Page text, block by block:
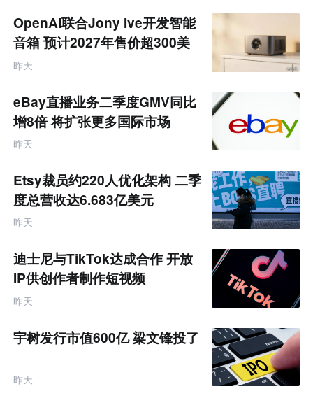
OpenAI联合Jony Ive开发智能
音箱 预计2027年售价超300美
元
昨天
eBay直播业务二季度GMV同比
增8倍 将扩张更多国际市场
昨天
Etsy裁员约220人优化架构 二季
度总营收达6.683亿美元
昨天
迪士尼与TikTok达成合作 开放
IP供创作者制作短视频
昨天
宇树发行市值600亿 梁文锋投了
昨天